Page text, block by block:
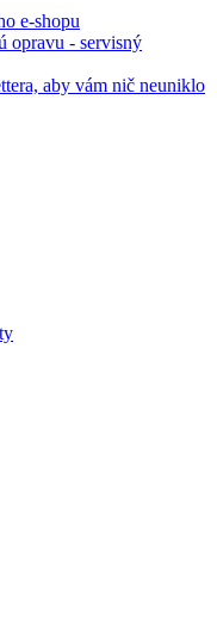
e-shopu
opravu - servisný
aby vám nič neuniklo